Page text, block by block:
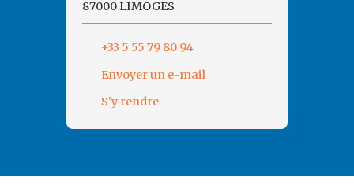
87000 LIMOGES
+33 5 55 79 80 94
Envoyer un e-mail
S'y rendre